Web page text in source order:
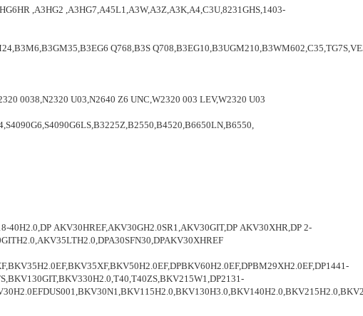
,A3HG2 ,A3HG7,A45L1,A3W,A3Z,A3K,A4,C3U,8231GHS,1403-
Q768,B3S
0038,N2320 U03,N2640 Z6 UNC,W2320 003 LEV,W2320 U03
AKV30HREF,AKV30GH2.0SR1,AKV30GIT,DP AKV30XHR,DP 2-